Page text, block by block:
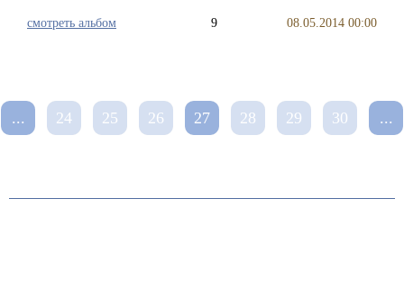
смотреть альбом 9 08.05.2014 00:00
... 24 25 26 27 28 29 30 ...